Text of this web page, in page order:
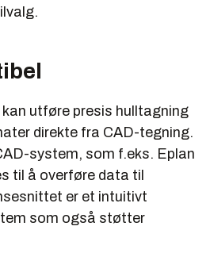
utføre presis hulltagning
direkte fra CAD-tegning.
system, som f.eks. Eplan
til å overføre data til
er et intuitivt
som også støtter